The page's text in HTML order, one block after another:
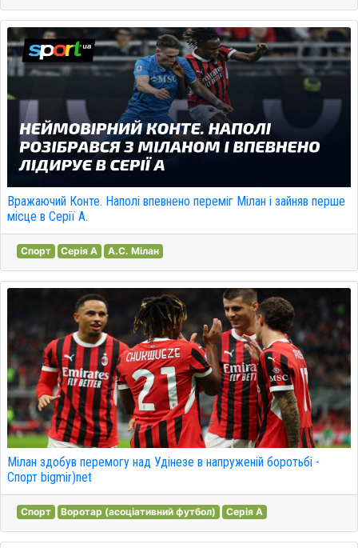
Вражаючий Конте. Наполі впевнено переміг Мілан і зайняв перше
місце в Серії А.
Спорт Серія A A.C. Мілан
Мілан здобув перемогу над Удінезе в напруженій боротьбі -
Спорт bigmir)net
Спорт Воротар (асоціативний футбол) Серія A